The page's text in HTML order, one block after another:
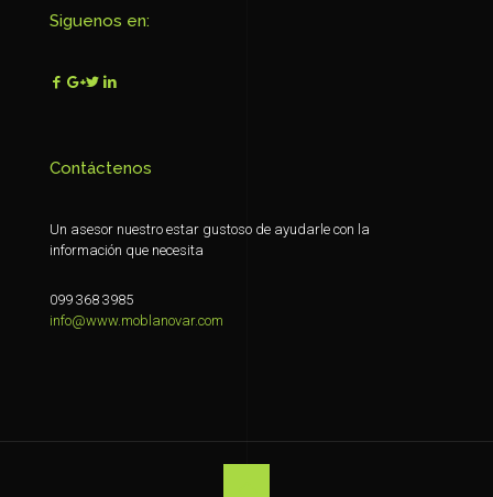
Siguenos en:
Contáctenos
Un asesor nuestro estar gustoso de ayudarle con la
información que necesita
099 368 3985
info@www.moblanovar.com